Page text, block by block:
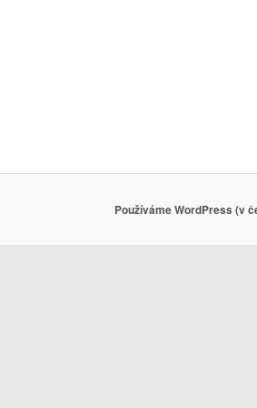
Používáme WordPress (v